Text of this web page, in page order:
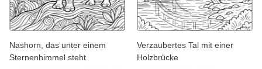
Nashorn, das unter einem
Sternenhimmel steht
Verzaubertes Tal mit einer
Holzbrücke